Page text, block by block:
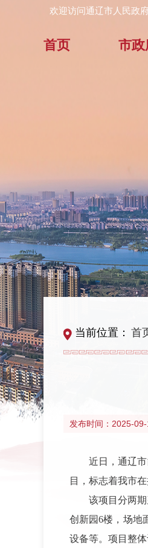
欢迎访问通辽市人民政府
首页 市政
当前位置： 首
发布时间： 2025-
近日，通辽
目，标志着我市
该项目分两
创新园6楼，场地
设备等。项目整